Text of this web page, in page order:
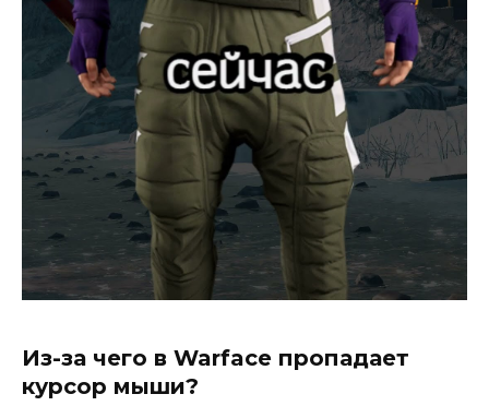
Из-за чего в Warface пропадает
курсор мыши?